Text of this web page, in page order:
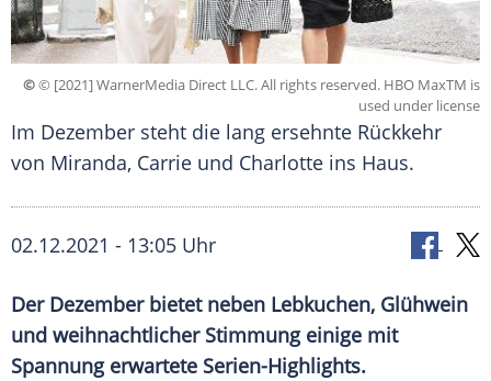
©© [2021] WarnerMedia Direct LLC. All rights reserved. HBO MaxTM is
used under license
Im Dezember steht die lang ersehnte Rückkehr
von Miranda, Carrie und Charlotte ins Haus.
02.12.2021 - 13:05 Uhr
Der Dezember bietet neben Lebkuchen, Glühwein
und weihnachtlicher Stimmung einige mit
Spannung erwartete Serien-Highlights.